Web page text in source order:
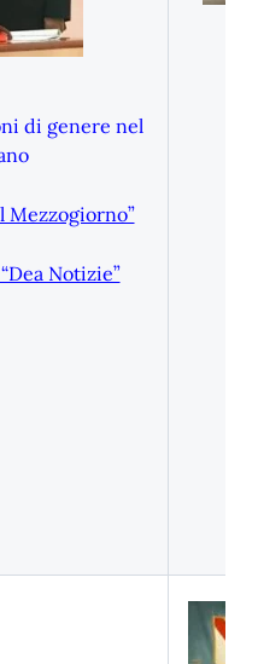
di genere nel
Mezzogiorno”
Notizie”